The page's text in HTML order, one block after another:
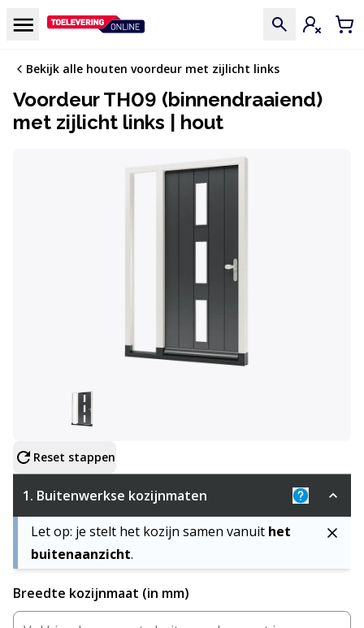
Menu Inloggen
Bekijk alle houten voordeur met zijlicht links
Voordeur TH09 (binnendraaiend)
met zijlicht links | hout
Configureer product
Reset stappen
1. Buitenwerkse kozijnmaten
Uitleg: De
Let op: je stelt het kozijn samen vanuit het
buitenaanzicht.
Breedte kozijnmaat (in mm)